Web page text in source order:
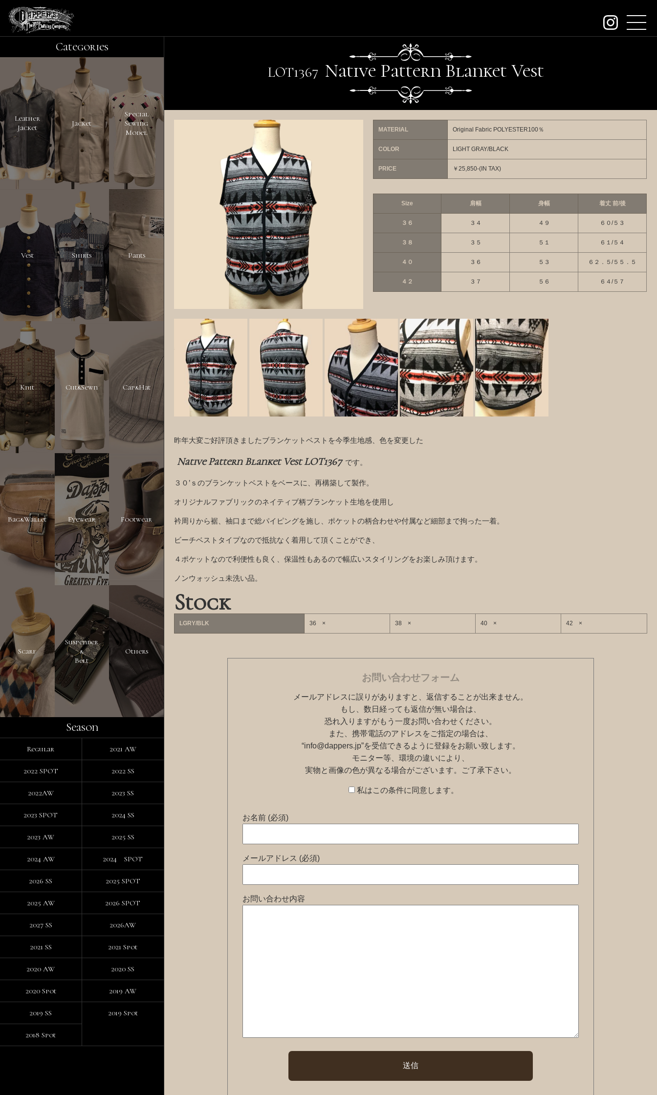
archive
SEARCH
LOT1367 Native Pattern Blanket Vest
MATERIAL Original Fabric POLYESTER100％
COLOR LIGHT GRAY/BLACK
PRICE ￥25,850-(IN TAX)
Size 肩幅 身幅 着丈 前/後
３６ ３４ ４９ ６０/５３
３８ ３５ ５１ ６１/５４
４０ ３６ ５３ ６２．５/５５．５
４２ ３７ ５６ ６４/５７
昨年大変ご好評頂きましたブランケットベストを今季生地感、色を変更した
Native Pattern Blanket Vest LOT1367 です。
３０’ｓのブランケットベストをベースに、再構築して製作。
オリジナルファブリックのネイティブ柄ブランケット生地を使用し
衿周りから裾、袖口まで総パイピングを施し、ポケットの柄合わせや付属など細部まで拘った一着。
ビーチベストタイプなので抵抗なく着用して頂くことができ、
４ポケットなので利便性も良く、保温性もあるので幅広いスタイリングをお楽しみ頂けます。
ノンウォッシュ未洗い品。
Stock
LGRY/BLK 36 × 38 × 40 × 42 ×
お問い合わせフォーム
メールアドレスに誤りがありますと、返信することが出来ません。
もし、数日経っても返信が無い場合は、
恐れ入りますがもう一度お問い合わせください。
また、携帯電話のアドレスをご指定の場合は、
“info@dappers.jp”を受信できるように登録をお願い致します。
モニター等、環境の違いにより、
実物と画像の色が異なる場合がございます。ご了承下さい。
私はこの条件に同意します。
お名前 (必須)
メールアドレス (必須)
お問い合わせ内容
Categories
Leather
Jacket
Jacket
Special
Sewing
Model
Vest Shirts Pants
Knit Cut&Sewn Cap&Hat
Bag&Wallet Eyewear Footwear
Scarf
Suspender
&
Belt
Others
Season
Regular 2021 AW
2022 SPOT 2022 SS
2022AW 2023 SS
2023 SPOT 2024 SS
2023 AW 2025 SS
2024 AW 2024 SPOT
2026 SS 2025 SPOT
2025 AW 2026 SPOT
2027 SS 2026AW
2021 SS 2021 Spot
2020 AW 2020 SS
2020 Spot 2019 AW
2019 SS 2019 Spot
2018 Spot